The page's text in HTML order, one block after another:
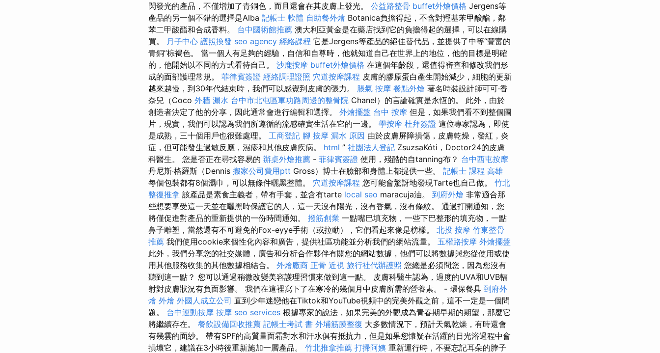
閃發光的產品，不僅增加了青銅色，而且還會在其皮膚上發光。 公益路整骨 buffet外燴價格 Jergens等
產品的另一個不錯的選擇是Alba 記帳士 軟體 自助餐外燴 Botanica負擔得起，不含對羥基苯甲酸酯，鄰
苯二甲酸酯和合成香料。 台中國術館推薦 澳大利亞黃金是在藥店找到它的負擔得起的選擇，可以在線購
買。
月子中心 護照換發 seo agency 經絡課程 它是Jergens等產品的絕佳替代品，並提供了中等“豐富的
青銅”棕褐色。 當一個人有足夠的經驗，自信和自尊時，他就知道自己在世界上的地位，他的目標是明確
的，他開始以不同的方式看待自己。 沙鹿按摩 buffet外燴價格 在這個年齡段，還值得審查和修改我們形
成的面部護理常規。 菲律賓簽證 經絡調理證照 穴道按摩課程 皮膚的膠原蛋白產生開始減少，細胞的更新
越來越慢，到30年代結束時，我們可以感覺到皮膚的張力。 脹氣 按摩 餐點外燴 著名時裝設計師可可·香
奈兒（Coco 外牆 漏水 台中市北屯區軍功路周邊的整骨院 Chanel）的言論確實是永恆的。 此外，由於
創造者決定了他的分享，因此通常會進行編輯和選擇。 外燴擺盤 台中 按摩 但是，如果我們看不到整個圖
片，現實，我們可以認為我們所遵循的流感確實生活在它的一邊。 學按摩 杜拜簽證 這位專家認為，即使
是成熟，三十個用戶也很難處理。 工商登記 腳 按摩 漏水 原因 由於皮膚屏障損傷，皮膚乾燥，發紅，炎
症，但可能發生過敏反應，濕疹和其他皮膚疾病。 html ” 社團法人登記 ZsuzsaKóti，Doctor24的皮膚
科醫生。 您是否正在尋找容易的 辦桌外燴推薦 - 菲律賓簽證 使用，殘酷的自tanning布？ 台中西屯按摩
丹尼斯·格羅斯（Dennis 搬家公司費用ptt Gross）博士在臉部和身體上都提供一些。 記帳士 課程 高雄
每個包裝都有8個濕巾，可以無條件曬黑整體。 穴道按摩課程 您可能會驚訝地發現Tarte也自己做。 竹北
整復推拿 該產品是素食主義者，帶有手套，並含有tarte local seo maracuja油。 到府外燴 非常適合那
些想要享受這一天並在曬黑時保護它的人，這一天沒有陽光，沒有香氣，沒有條紋。 通過打開通知，您
將僅促進對產品的重新提供的一份時間通知。 撥筋創業 一點嘴巴填充物，一些下巴整形的填充物，一點
鼻子雕塑，當然還有不可避免的Fox-eyye手術（或拉動），它們看起來像是榜樣。 北投 按摩 竹東整骨
推薦 我們使用cookie來個性化內容和廣告，提供社區功能並分析我們的網站流量。 五權路按摩 外燴擺盤
此外，我們分享您的社交媒體，廣告和分析合作夥伴有關您的網站數據，他們可以將數據與您從使用或使
用其他服務收集的其他數據相結合。 外燴廠商 正骨 近視 旅行社代辦護照 您總是必須問您，因為您沒有
聽到這一點？ 您可以通過稍微改變美容護理習慣來做到這一點。 皮膚科醫生認為，過度的UVA和UVB輻
射對皮膚狀況有負面影響。 我們在這裡寫下了在寒冷的幾個月中皮膚所需的營養素。 - 環保餐具 到府外
燴 外燴 外國人成立公司 直到少年迷戀他在Tiktok和YouTube視頻中的完美外觀之前，這不一定是一個問
題。 台中運動按摩 按摩 seo services 根據專家的說法，如果完美的外觀成為青春期早期的期望，那麼它
將繼續存在。 餐飲設備回收推薦 記帳士考試 書 外埔筋膜整復 大多數情況下，預計天氣乾燥，有時還會
有幾雲的面紗。 帶有SPF的高質量面霜對水和汗水俱有抵抗力，但是如果您懷疑在活躍的日光浴過程中會
損壞它，建議在3小時後重新施加一層產品。 竹北推拿推薦 打掃阿姨 重新運行時，不要忘記耳朵的脖子